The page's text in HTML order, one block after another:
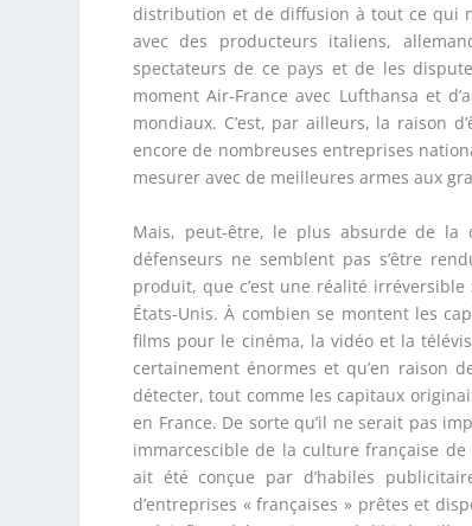
distribution et de diffusion à tout ce qui
avec des producteurs italiens,
spectateurs de ce pays et de les
moment Air-France avec Lufthansa et
mondiaux. C’est, par ailleurs, la raison
encore de nombreuses entreprises
mesurer avec de meilleures armes aux
Mais, peut-être, le plus absurde de la
défenseurs ne semblent pas s’être
produit, que c’est une réalité
États-Unis. À combien se montent les
films pour le cinéma, la vidéo et la
certainement énormes et qu’en raison
détecter, tout comme les capitaux
en France. De sorte qu’il ne serait pas
immarcescible de la culture française
ait été conçue par d’habiles
d’entreprises « françaises » prêtes et